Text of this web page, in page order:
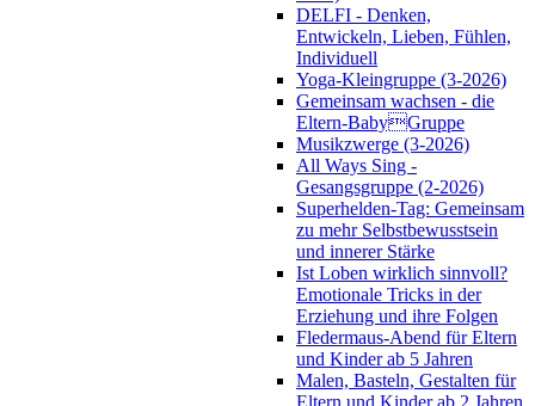
DELFI - Denken,
Entwickeln, Lieben, Fühlen,
Individuell
Yoga-Kleingruppe (3-2026)
Gemeinsam wachsen - die
Eltern-BabyGruppe
Musikzwerge (3-2026)
All Ways Sing -
Gesangsgruppe (2-2026)
Superhelden-Tag: Gemeinsam
zu mehr Selbstbewusstsein
und innerer Stärke
Ist Loben wirklich sinnvoll?
Emotionale Tricks in der
Erziehung und ihre Folgen
Fledermaus-Abend für Eltern
und Kinder ab 5 Jahren
Malen, Basteln, Gestalten für
Eltern und Kinder ab 2 Jahren